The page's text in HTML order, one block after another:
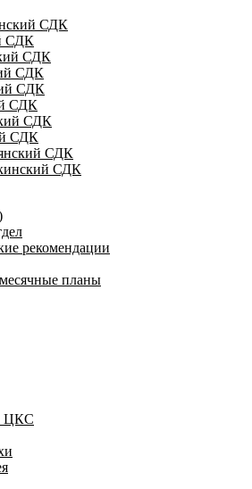
СДК
СДК
СДК
СДК
СДК
СДК
СДК
СДК
СДК
СДК
рекомендации
планы
ЦКС